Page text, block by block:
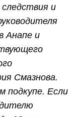
и
Анапе и
Смазнова.
подкупе. Если